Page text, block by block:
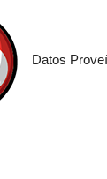
Datos